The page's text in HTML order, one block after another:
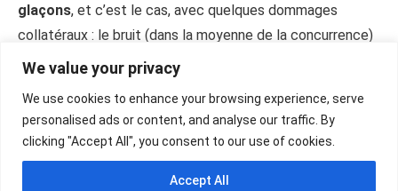
We value your privacy
We use cookies to enhance your browsing experience, serve
personalised ads or content, and analyse our traffic. By
clicking "Accept All", you consent to our use of cookies.
Accept All
glaçons, et c’est le cas, avec quelques dommages
collatéraux : le bruit (dans la moyenne de la concurrence)
et une fréquence de ravitaillement au-dessus de la
No products found.